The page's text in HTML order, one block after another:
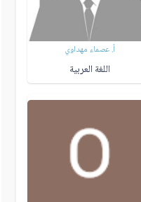
أ. عصماء مهداوي
اللغة العربية